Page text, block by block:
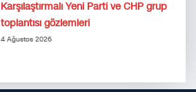
Karşılaştırmalı Yeni Parti ve CHP grup
toplantısı gözlemleri
4 Ağustos 2026